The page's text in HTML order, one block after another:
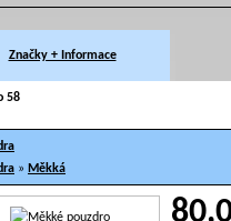
Značky + Informace
58
» Měkká